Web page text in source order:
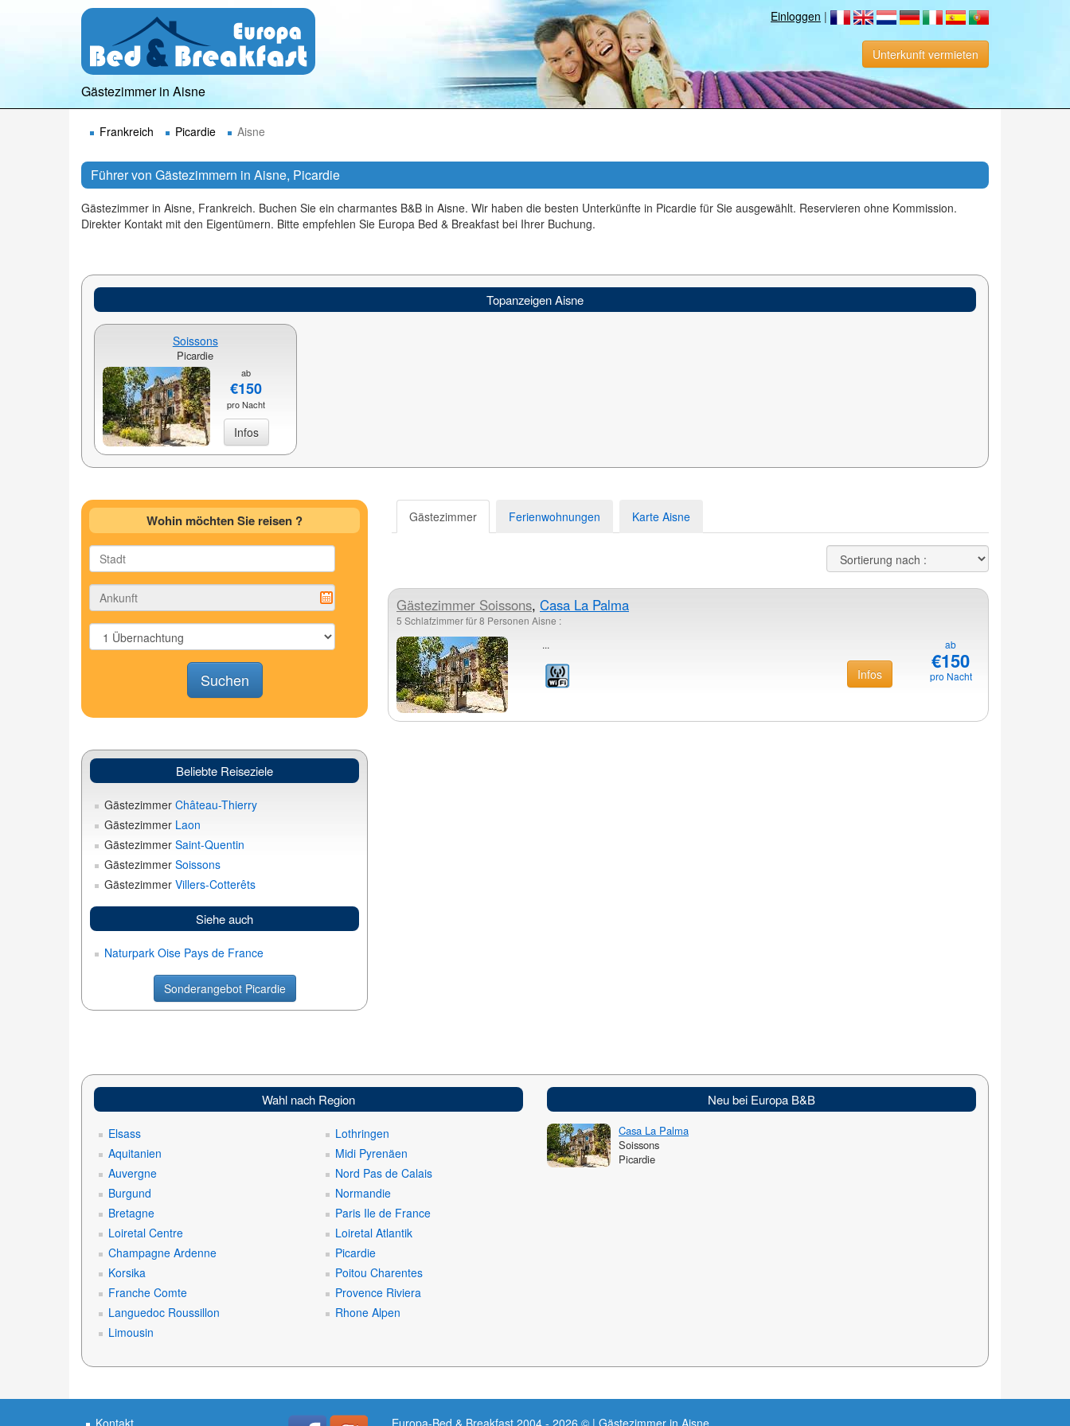
Einloggen |
Unterkunft vermieten
Gästezimmer in Aisne
Frankreich Picardie Aisne
Führer von Gästezimmern in Aisne, Picardie
Gästezimmer in Aisne, Frankreich. Buchen Sie ein charmantes B&B in Aisne. Wir haben die besten Unterkünfte in Picardie für Sie ausgewählt. Reservieren ohne Kommission.
Direkter Kontakt mit den Eigentümern. Bitte empfehlen Sie Europa Bed & Breakfast bei Ihrer Buchung.
Topanzeigen Aisne
Soissons
Picardie
ab
€150
pro Nacht
Infos
Wohin möchten Sie reisen ?
Suchen
Beliebte Reiseziele
Gästezimmer Château-Thierry
Gästezimmer Laon
Gästezimmer Saint-Quentin
Gästezimmer Soissons
Gästezimmer Villers-Cotterêts
Siehe auch
Naturpark Oise Pays de France
Sonderangebot Picardie
Gästezimmer Ferienwohnungen Karte Aisne
Gästezimmer Soissons, Casa La Palma
5 Schlafzimmer für 8 Personen Aisne :
...
Infos
ab
€150
pro Nacht
Wahl nach Region
Elsass
Aquitanien
Auvergne
Burgund
Bretagne
Loiretal Centre
Champagne Ardenne
Korsika
Franche Comte
Languedoc Roussillon
Limousin
Lothringen
Midi Pyrenäen
Nord Pas de Calais
Normandie
Paris Ile de France
Loiretal Atlantik
Picardie
Poitou Charentes
Provence Riviera
Rhone Alpen
Neu bei Europa B&B
Casa La Palma
Soissons
Picardie
Kontakt Europa-Bed & Breakfast 2004 - 2026 © | Gästezimmer in Aisne